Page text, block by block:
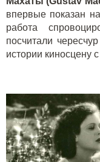
впервые показан
работа
посчитали
истории киносцену